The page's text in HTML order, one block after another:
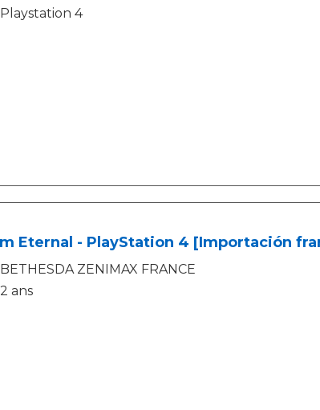
Playstation 4
Eternal - PlayStation 4 [Importación
BETHESDA ZENIMAX FRANCE
2 ans